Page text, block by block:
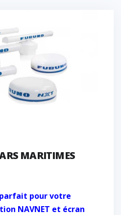
MARITIMES
pour votre
NAVNET et écran